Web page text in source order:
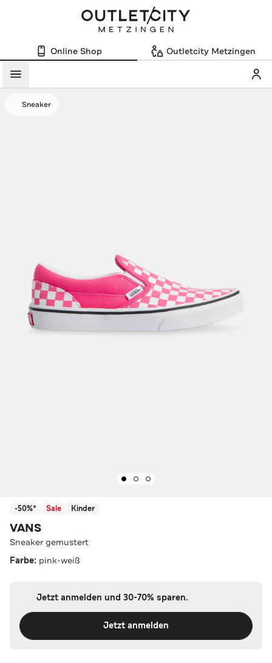
Online Shop Outletcity Metzingen
Menü
Sneaker
-50%* Sale Kinder
VANS
Sneaker gemustert
Farbe: pink-weiß
Jetzt anmelden und 30-70% sparen.
Jetzt anmelden